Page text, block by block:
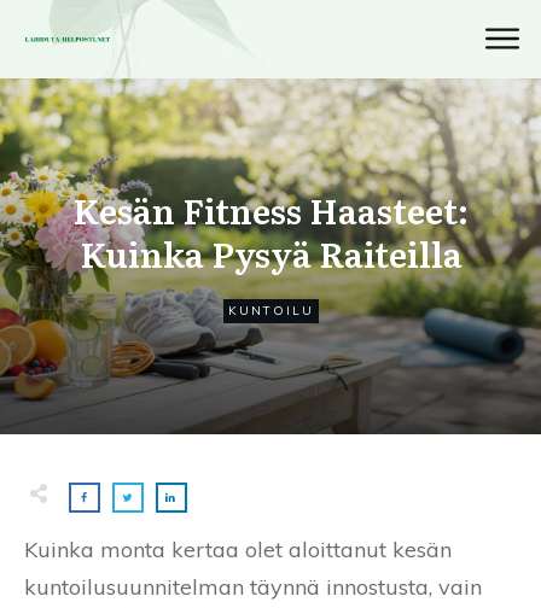
Kesän Fitness Haasteet:
Kuinka Pysyä Raiteilla
KUNTOILU
Kuinka monta kertaa olet aloittanut kesän
kuntoilusuunnitelman täynnä innostusta, vain